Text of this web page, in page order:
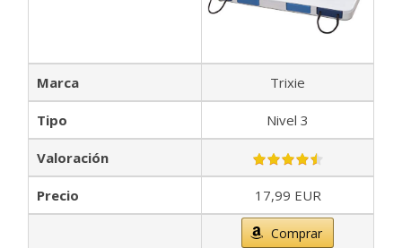
Marca Trixie
Tipo Nivel 3
Valoración
Precio 17,99 EUR
Comprar